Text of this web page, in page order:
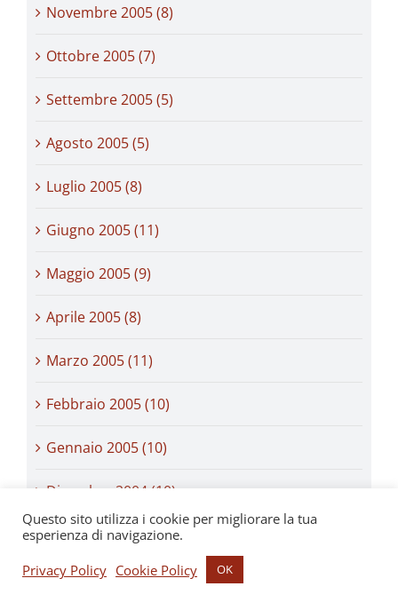
Novembre 2005 (8)
Ottobre 2005 (7)
Settembre 2005 (5)
Agosto 2005 (5)
Luglio 2005 (8)
Giugno 2005 (11)
Maggio 2005 (9)
Aprile 2005 (8)
Marzo 2005 (11)
Febbraio 2005 (10)
Gennaio 2005 (10)
Dicembre 2004 (10)
Novembre 2004 (11)
Ottobre 2004 (11)
Questo sito utilizza i cookie per migliorare la tua
esperienza di navigazione.
Privacy Policy Cookie Policy OK